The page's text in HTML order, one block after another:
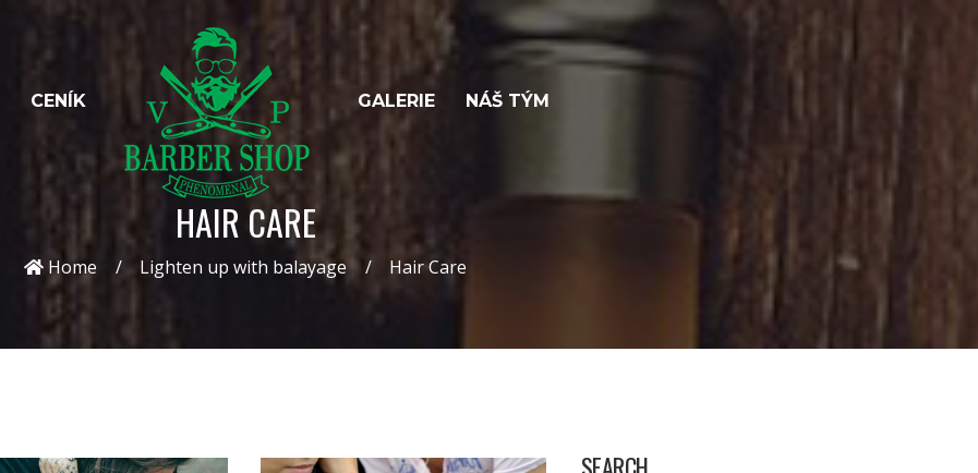
CENÍK GALERIE NÁŠ TÝM
HAIR CARE
Home Lighten up with balayage Hair Care